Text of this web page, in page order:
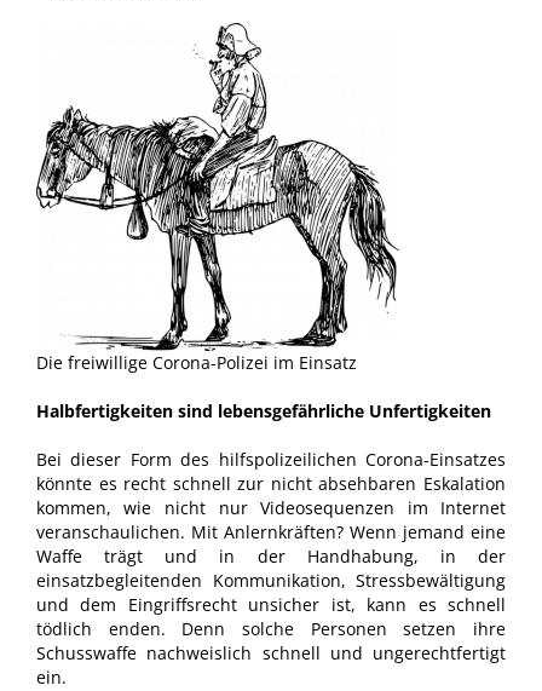
Die freiwillige Corona-Polizei im Einsatz
Halbfertigkeiten sind lebensgefährliche Unfertigkeiten
Bei dieser Form des hilfspolizeilichen Corona-Einsatzes
könnte es recht schnell zur nicht absehbaren Eskalation
kommen, wie nicht nur Videosequenzen im Internet
veranschaulichen. Mit Anlernkräften? Wenn jemand eine
Waffe trägt und in der Handhabung, in der
einsatzbegleitenden Kommunikation, Stressbewältigung
und dem Eingriffsrecht unsicher ist, kann es schnell
tödlich enden. Denn solche Personen setzen ihre
Schusswaffe nachweislich schnell und ungerechtfertigt
ein.